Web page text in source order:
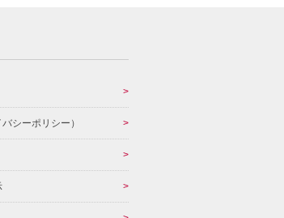
シーポリシー）